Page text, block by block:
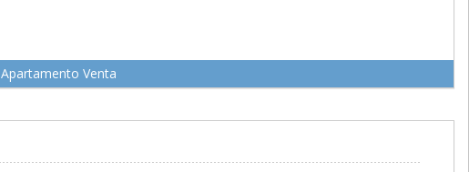
Apartamento Venta